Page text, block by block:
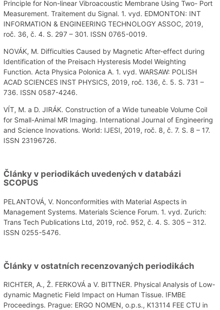
Principle for Non-linear Vibroacoustic Membrane Using Two- Port
Measurement. Traitement du Signal. 1. vyd. EDMONTON: INT
INFORMATION & ENGINEERING TECHNOLOGY ASSOC, 2019,
roč. 36, č. 4. S. 297 – 301. ISSN 0765-0019.
NOVÁK, M. Difficulties Caused by Magnetic After-effect during
Identification of the Preisach Hysteresis Model Weighting
Function. Acta Physica Polonica A. 1. vyd. WARSAW: POLISH
ACAD SCIENCES INST PHYSICS, 2019, roč. 136, č. 5. S. 731 –
736. ISSN 0587-4246.
VÍT, M. a D. JIRÁK. Construction of a Wide tuneable Volume Coil
for Small-Animal MR Imaging. International Journal of Engineering
and Science Inovations. World: IJESI, 2019, roč. 8, č. 7. S. 8 – 17.
ISSN 23196726.
Články v periodikách uvedených v databázi
SCOPUS
PELANTOVÁ, V. Nonconformities with Material Aspects in
Management Systems. Materials Science Forum. 1. vyd. Zurich:
Trans Tech Publications Ltd, 2019, roč. 952, č. 4. S. 305 – 312.
ISSN 0255-5476.
Články v ostatních recenzovaných periodikách
RICHTER, A., Ž. FERKOVÁ a V. BITTNER. Physical Analysis of Low-
dynamic Magnetic Field Impact on Human Tissue. IFMBE
Proceedings. Prague: ERGO NOMEN, o.p.s., K13114 FEE CTU in